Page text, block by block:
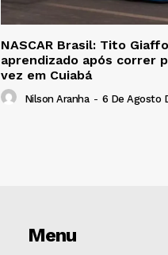
NASCAR Brasil: Tito
aprendizado após correr
vez em Cuiabá
Nilson Aranha - 6 De Agosto
Menu